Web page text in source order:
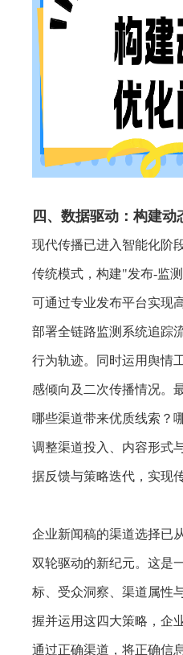
四、数据驱动：构建动
现代传播已进入智能化阶
传统模式，构建"发布-监
可通过专业发布平台实现
部署全链路监测系统追踪
行为轨迹。同时运用舆情
感倾向及二次传播情况。
哪些渠道带来优质线索？
调整渠道投入、内容形式
据反馈与策略迭代，实现
企业新闻稿的渠道选择已
双轮驱动的新纪元。这是
标、受众洞察、渠道属性
握并运用这四大策略，企
通过正确渠道，将正确信